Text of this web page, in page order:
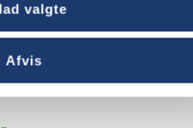
valgte
Afvis